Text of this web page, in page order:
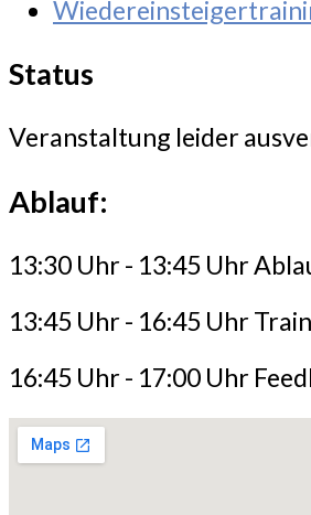
Status
Veranstaltung leider
Ablauf:
13:30 Uhr - 13:45 Uhr
13:45 Uhr - 16:45 Uhr
16:45 Uhr - 17:00 Uhr